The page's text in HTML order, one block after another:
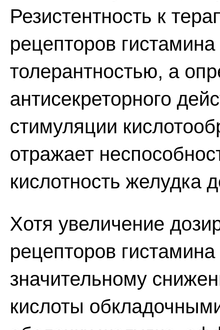
Резистентность к
рецепторов
толерантностью, а
антисекреторного
стимуляции
отражает
кислотность желудка
Хотя увеличение
рецепторов
значительному
кислоты